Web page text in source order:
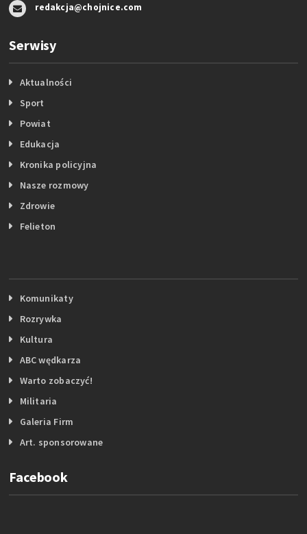
redakcja@chojnice.com
Serwisy
Aktualności
Sport
Powiat
Edukacja
Kronika policyjna
Nasze rozmowy
Zdrowie
Felieton
Komunikaty
Rozrywka
Kultura
ABC wędkarza
Warto zobaczyć!
Militaria
Galeria Firm
Art. sponsorowane
Facebook